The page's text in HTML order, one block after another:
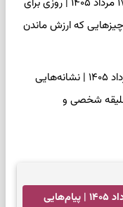
فال سرنوشت امروز شنبه ۱۷ مرداد ۱۴۰۵ | روزی برای
که ارزش ماندن
فال اسم امروز جمعه ۱۶ مرداد ۱۴۰۵ | نشانه‌هایی
شخصی و
فال انبیا امروز دوشنبه ۱۹ مرداد ۱۴۰۵ | پیام‌هایی